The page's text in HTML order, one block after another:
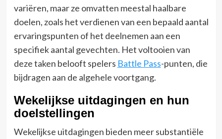
variëren, maar ze omvatten meestal haalbare
doelen, zoals het verdienen van een bepaald aantal
ervaringspunten of het deelnemen aan een
specifiek aantal gevechten. Het voltooien van
deze taken belooft spelers Battle Pass-punten, die
bijdragen aan de algehele voortgang.
Wekelijkse uitdagingen en hun
doelstellingen
Wekelijkse uitdagingen bieden meer substantiële